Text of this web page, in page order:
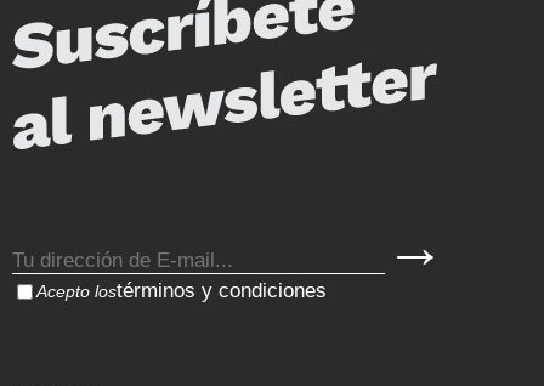
Acepto lostérminos y condiciones